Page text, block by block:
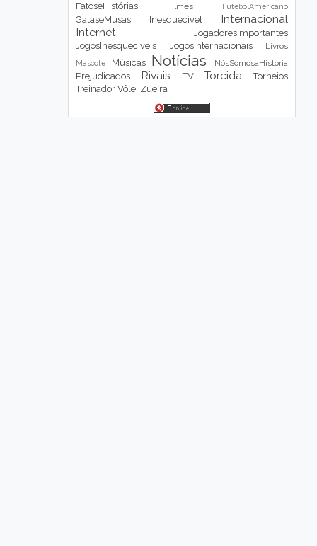
FatoseHistórias
Filmes FutebolAmericano
GataseMusas Inesquecível
Internacional
Internet
JogadoresImportantes
JogosInesquecíveis
JogosInternacionais Livros
Mascote Músicas Notícias NósSomosaHistória
Prejudicados Rivais TV Torcida
Torneios
Treinador Vôlei Zueira